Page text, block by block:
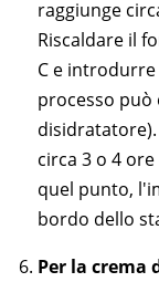
raggiunge
Riscaldare il
C e
processo può
circa 3 o 4
quel punto,
bordo dello
Per la crema